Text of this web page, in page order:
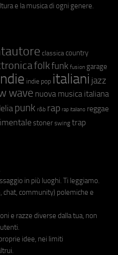
e la musica di ogni genere.
classica country
folkfunk fusion garage
indie pop italiani jazz
wave nuova musica italiana
punk r&b rap rap italiano reggae
stoner swing trap
in più luoghi. Ti leggiamo.
chat, community) polemiche e
e razze diverse dalla tua, non
idee, nei limiti